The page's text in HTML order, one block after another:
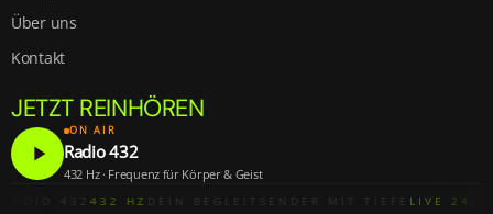
Über uns
Kontakt
JETZT REINHÖREN
play_arrow
ON AIR
Radio 432
432 Hz · Frequenz für Körper & Geist
432 432 HZDEIN BEGLEITSENDER MIT TIEFE LIVE 24/7